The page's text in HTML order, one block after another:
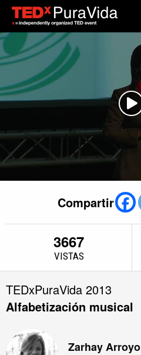
Compartir
3667
VISTAS
TEDxPuraVida 2013
Alfabetización musical
Zarhay Arroyo